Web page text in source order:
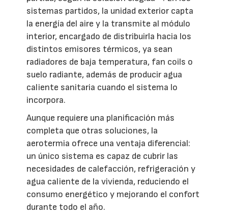
sistemas partidos, la unidad exterior capta
la energía del aire y la transmite al módulo
interior, encargado de distribuirla hacia los
distintos emisores térmicos, ya sean
radiadores de baja temperatura, fan coils o
suelo radiante, además de producir agua
caliente sanitaria cuando el sistema lo
incorpora.
Aunque requiere una planificación más
completa que otras soluciones, la
aerotermia ofrece una ventaja diferencial:
un único sistema es capaz de cubrir las
necesidades de calefacción, refrigeración y
agua caliente de la vivienda, reduciendo el
consumo energético y mejorando el confort
durante todo el año.